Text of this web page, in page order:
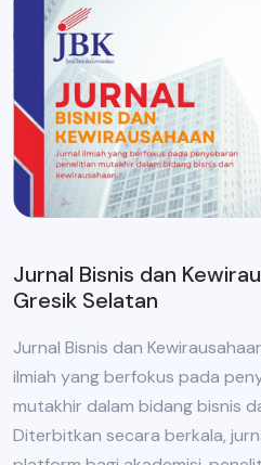
Jurnal Bisnis dan
Gresik Selatan
Jurnal Bisnis dan
ilmiah yang berfokus pada
mutakhir dalam bidang bisnis
Diterbitkan secara berkala,